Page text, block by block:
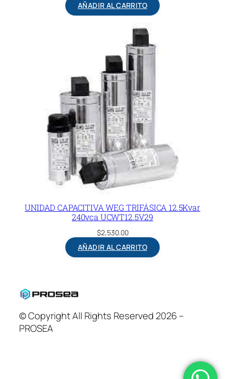
AÑADIR AL CARRITO
UNIDAD CAPACITIVA WEG TRIFÁSICA 12.5Kvar
240vca UCWT12.5V29
$2,530.00
AÑADIR AL CARRITO
© Copyright All Rights Reserved 2026 –
PROSEA